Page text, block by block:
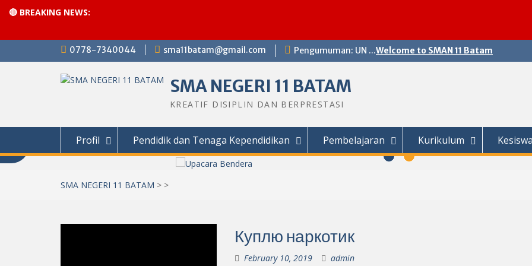
🔴 BREAKING NEWS:
0778-7340044 sma11batam@gmail.com Pengumuman: UN ...Welcome to SMAN 11 Batam
SMA NEGERI 11 BATAM
KREATIF DISIPLIN DAN BERPRESTASI
Profil Pendidik dan Tenaga Kependidikan Pembelajaran Kurikulum
SMA NEGERI 11 BATAM > >
Куплю наркотик
February 10, 2019 admin